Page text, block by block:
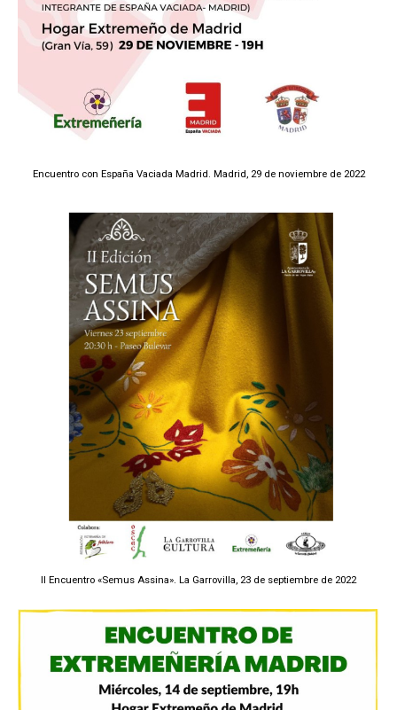
Encuentro con España Vaciada Madrid. Madrid, 29 de noviembre de 2022
II Encuentro «Semus Assina». La Garrovilla, 23 de septiembre de 2022